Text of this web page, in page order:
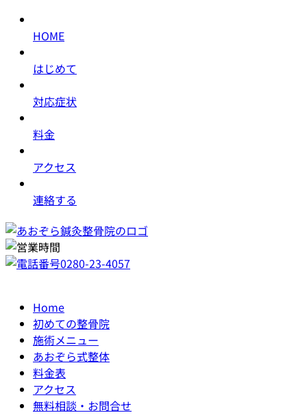
HOME
はじめて
対応症状
料金
アクセス
連絡する
Home
初めての整骨院
施術メニュー
あおぞら式整体
料金表
アクセス
無料相談・お問合せ